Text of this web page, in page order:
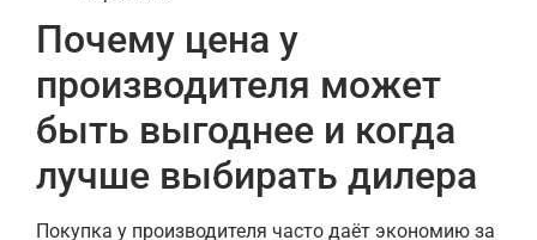
Почему цена у
производителя может
быть выгоднее и когда
лучше выбирать дилера
Покупка у производителя часто даёт экономию за